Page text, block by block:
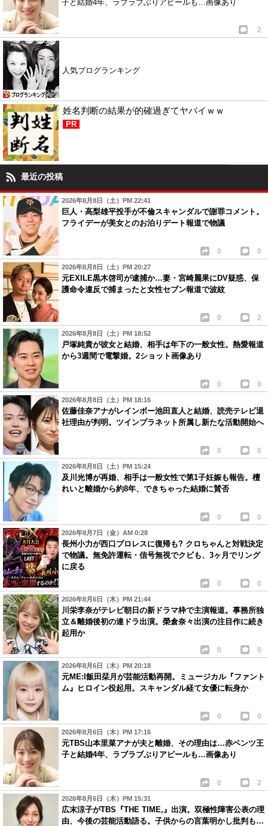
子と結婚4年、ラブラブぶりアピールも…画像あり
2
人気ブログランキング
姓名判断の結果が的確過ぎてヤバイｗｗ
PR
最近の投稿
2026年8月8日（土）PM 22:41
巨人・高梨雄平投手が不倫スキャンダルで謝罪コメント。
フライデーが美女とのお泊りデート報道で物議
0 0
2026年8月8日（土）PM 20:27
元EXILE黒木啓司が逮捕か…妻・宮崎麗果にDV疑惑、保
護命令違反で捕まったと女性セブン報道で波紋
0 2
2026年8月8日（土）PM 18:52
戸塚純貴が彼女と結婚、相手は年下の一般女性。熱愛報道
から3週間で電撃婚。2ショット画像あり
0 0
2026年8月8日（土）PM 18:16
佐藤佳奈アナがレインボー池田直人と結婚、読売テレビ退
社理由が判明。ツインプラネット所属し新たな活動開始へ
0 0
2026年8月8日（土）PM 15:24
及川光博が再婚、相手は一般女性で第1子妊娠も報告。檀
れいと離婚から約8年、できちゃった結婚に賛否
0 0
2026年8月7日（金）AM 0:28
長州小力が西口プロレスに復帰も? クロちゃんと対戦決定
で物議。無免許運転・信号無視でクビも、3ヶ月でリング
に戻る
0 0
2026年8月6日（木）PM 21:44
川栄李奈がテレビ朝日の新ドラマ枠で主演報道。事務所独
立＆離婚後初の連ドラ出演。榮倉奈々出演の注目作に続き
起用か
0 0
2026年8月6日（木）PM 20:18
元ME:I飯田栞月が芸能活動再開。ミュージカル『ファント
ム』ヒロイン役起用。スキャンダル経て女優に転身か
0 0
2026年8月6日（木）PM 17:16
元TBS山本里菜アナが夫と離婚、その理由は…赤ベンツ王
子と結婚4年、ラブラブぶりアピールも…画像あり
0 2
2026年8月6日（木）PM 15:31
広末涼子がTBS『THE TIME,』出演。双極性障害公表の理
由、今後の芸能活動語る。子供からの言葉明かし批判も…